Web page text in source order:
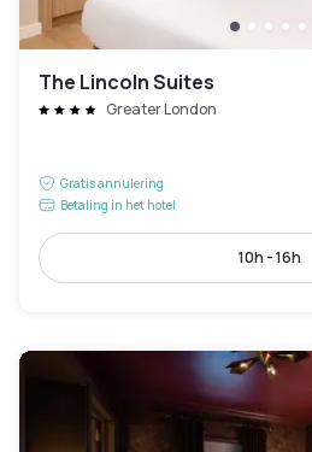
The Lincoln Suites
Greater London
Gratis annulering
Betaling in het hotel
10h - 16h